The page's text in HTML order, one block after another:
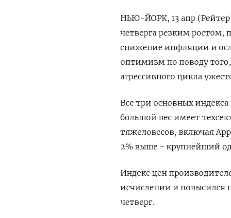
НЬЮ-ЙОРК, 13 апр
четверга резким ростом,
снижение инфляции и
оптимизм по поводу
агрессивного цикла
Все три основных
большой вес имеет
тяжеловесов, включая
2% выше - крупнейший
Индекс цен
исчислении и повысился
четверг.